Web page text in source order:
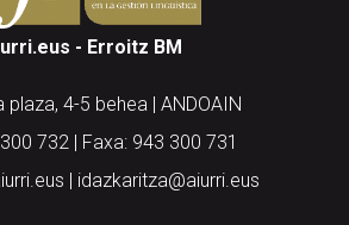
- Erroitz BM
plaza, 4-5 behea | ANDOAIN
732 | Faxa: 943 300 731
| idazkaritza@aiurri.eus